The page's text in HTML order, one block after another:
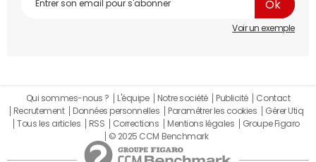
Voir un exemple
Qui sommes-nous ? L'équipe Notre société Publicité
Contact
Recrutement
Données personnelles Paramétrer les cookies
Gérer Utiq
Tous les articles
RSS Corrections Mentions légales
Groupe Figaro
© 2025 CCM Benchmark